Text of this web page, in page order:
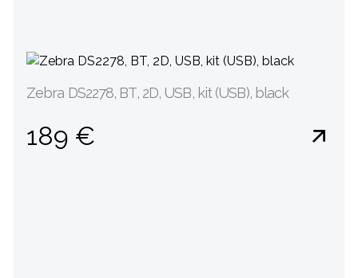
Zebra DS2278, BT, 2D, USB, kit (USB), black
189 €